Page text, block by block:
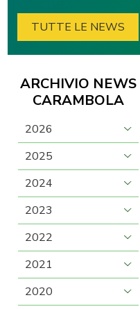
TUTTE LE NEWS
ARCHIVIO NEWS
CARAMBOLA
2026
2025
2024
2023
2022
2021
2020